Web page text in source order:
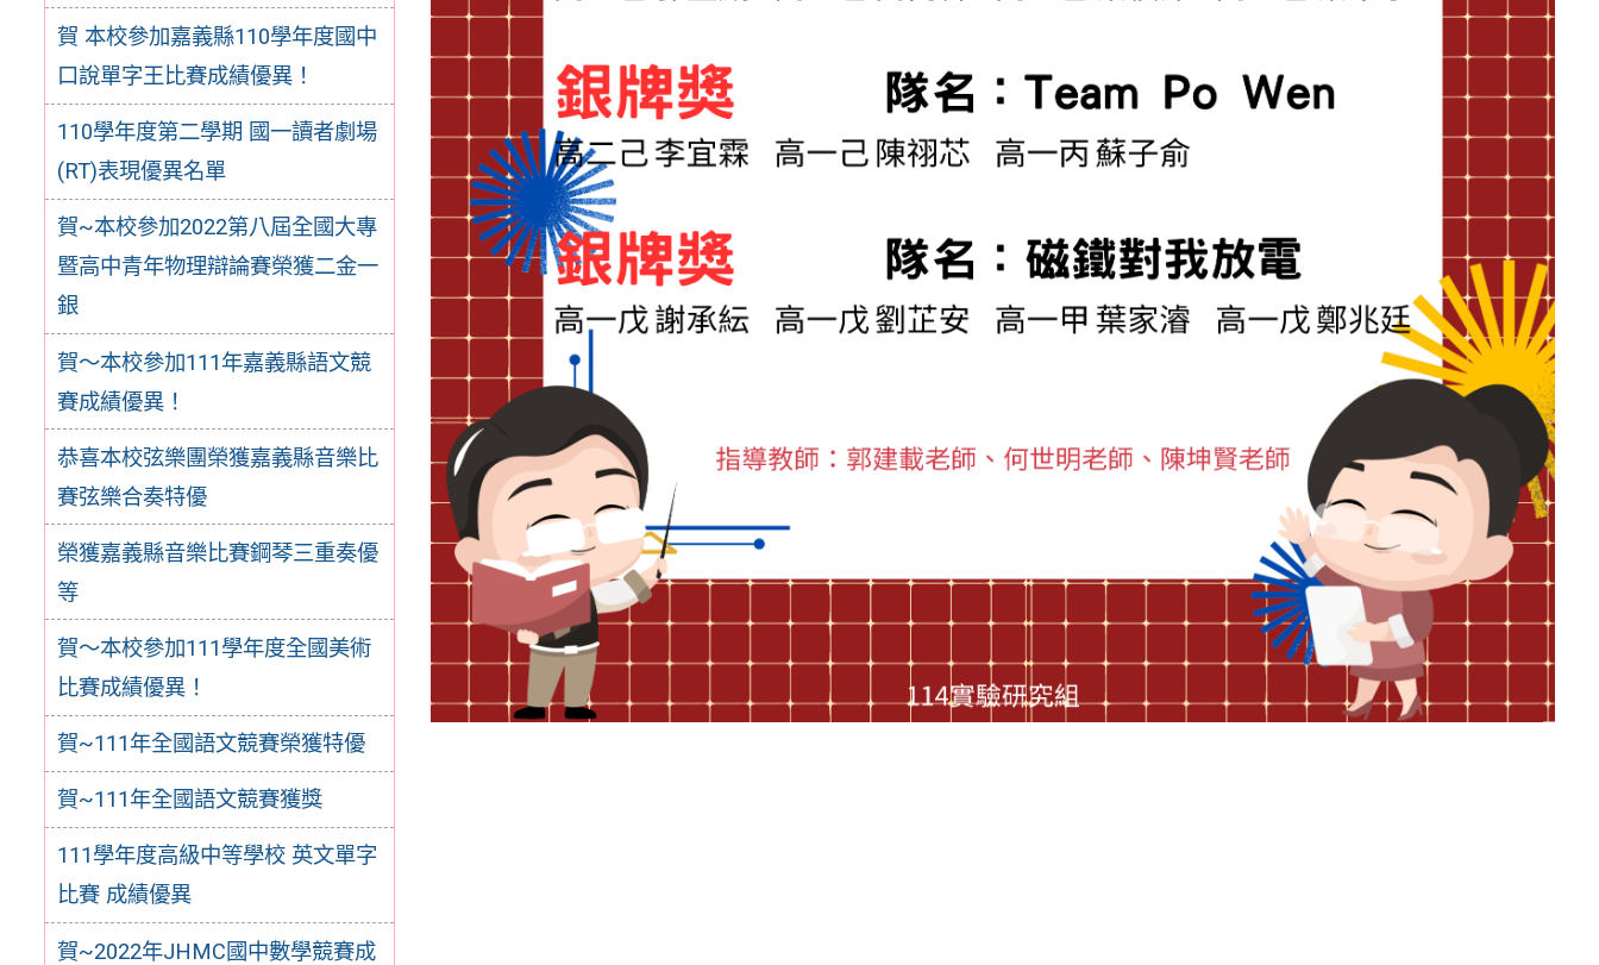
賀 本校參加嘉義縣110學年度國中
口說單字王比賽成績優異！
110學年度第二學期 國一讀者劇場
(RT)表現優異名單
賀~本校參加2022第八屆全國大專
暨高中青年物理辯論賽榮獲二金一
銀
賀～本校參加111年嘉義縣語文競
賽成績優異！
恭喜本校弦樂團榮獲嘉義縣音樂比
賽弦樂合奏特優
榮獲嘉義縣音樂比賽鋼琴三重奏優
等
賀～本校參加111學年度全國美術
比賽成績優異！
賀~111年全國語文競賽榮獲特優
賀~111年全國語文競賽獲獎
111學年度高級中等學校 英文單字
比賽 成績優異
賀~2022年JHMC國中數學競賽成